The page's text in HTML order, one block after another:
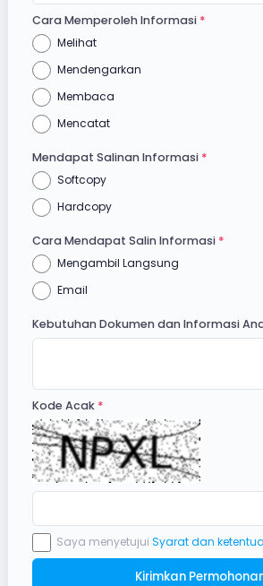
Cara Memperoleh Informasi
Melihat
Mendengarkan
Membaca
Mencatat
Mendapat Salinan Informasi
Softcopy
Hardcopy
Cara Mendapat Salin Informasi
Mengambil Langsung
Email
Kebutuhan Dokumen dan Informasi
Kode Acak
Saya menyetujui Syarat dan
Kirimkan